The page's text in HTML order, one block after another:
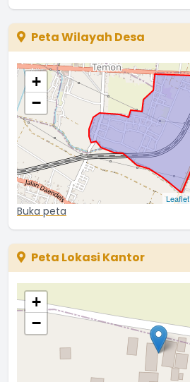
Peta Wilayah Desa
+
−
Leaflet
Buka peta
Peta Lokasi Kantor
+
−